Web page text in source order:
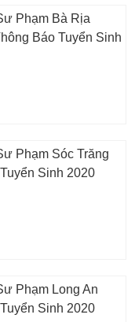
Phạm Bà Rịa
Báo Tuyển Sinh
Phạm Sóc Trăng
Sinh 2020
Phạm Long An
Sinh 2020